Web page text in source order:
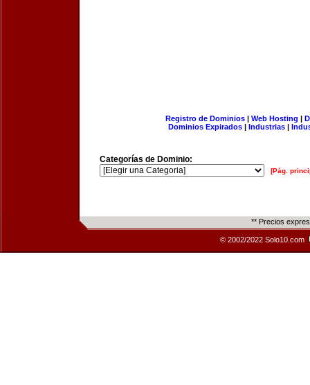
Registro de Dominios| Web Hosting |
Dominios Expirados | Industrias |
Categorías de Dominio:
[Pág.
** Precios
© 2002/2022 Solo10.com